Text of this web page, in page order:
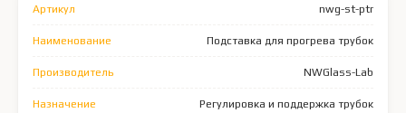
Артикул nwg-st-ptr
Наименование Подставка для прогрева трубок
Производитель NWGlass-Lab
Назначение
Регулировка и поддержка трубок